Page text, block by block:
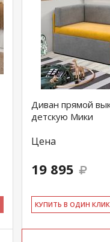
Диван прямой
детскую Мики
Цена
19 895
КУ­ПИТЬ В ОДИН КЛИК